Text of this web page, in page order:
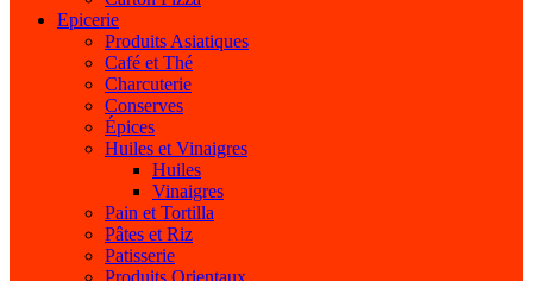
Epicerie
Produits Asiatiques
Café et Thé
Charcuterie
Conserves
Épices
Huiles et Vinaigres
Huiles
Vinaigres
Pain et Tortilla
Pâtes et Riz
Patisserie
Produits Orientaux